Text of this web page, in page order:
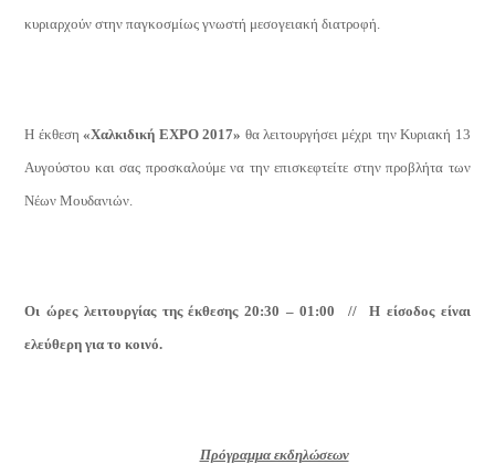
κυριαρχούν στην παγκοσμίως γνωστή μεσογειακή διατροφή.
Η έκθεση«Χαλκιδική EXPO2017» θα λειτουργήσει μέχρι την Κυριακή 13
Αυγούστου και σας προσκαλούμε να την επισκεφτείτε στην προβλήτα των
Νέων Μουδανιών.
Οι ώρες λειτουργίας της έκθεσης 20:30 – 01:00 //Η είσοδος είναι
ελεύθερη για το κοινό.
Πρόγραμμα εκδηλώσεων